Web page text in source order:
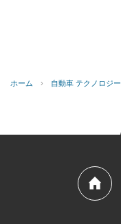
ホーム › 自動車 テクノロジー